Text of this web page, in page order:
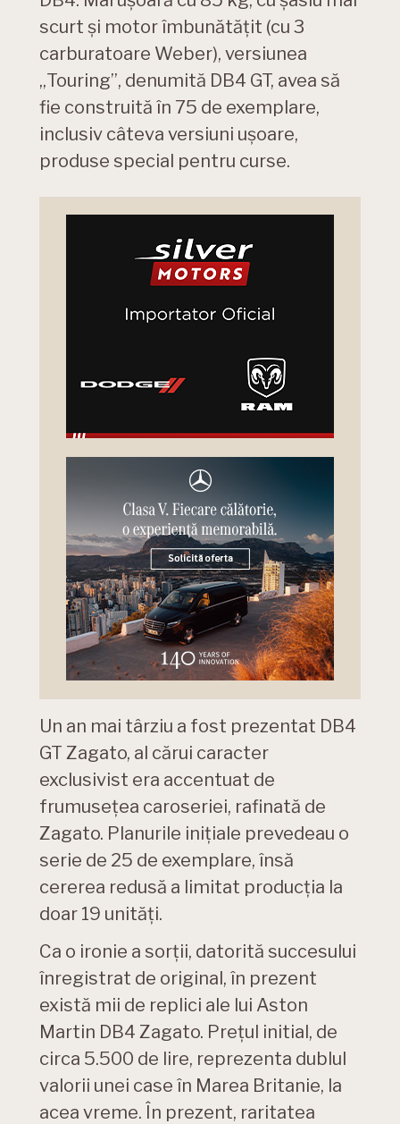
scurt și motor îmbunătățit (cu 3
carburatoare Weber), versiunea
„Touring”, denumită DB4 GT, avea să
fie construită în 75 de exemplare,
inclusiv câteva versiuni ușoare,
produse special pentru curse.
Un an mai târziu a fost prezentat DB4
GT Zagato, al cărui caracter
exclusivist era accentuat de
frumusețea caroseriei, rafinată de
Zagato. Planurile inițiale prevedeau o
serie de 25 de exemplare, însă
cererea redusă a limitat producția la
doar 19 unități.
Ca o ironie a sorții, datorită succesului
înregistrat de original, în prezent
există mii de replici ale lui Aston
Martin DB4 Zagato. Prețul initial, de
circa 5.500 de lire, reprezenta dublul
valorii unei case în Marea Britanie, la
acea vreme. În prezent, raritatea